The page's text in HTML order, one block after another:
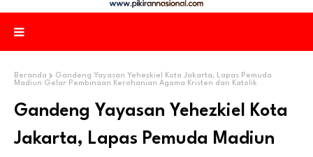
Beranda
Gandeng Yayasan Yehezkiel Kota Jakarta, Lapas Pemuda
Madiun Gelar Pembinaan Kerohanian Agama Kristen dan Katolik
Gandeng Yayasan Yehezkiel Kota
Jakarta, Lapas Pemuda Madiun